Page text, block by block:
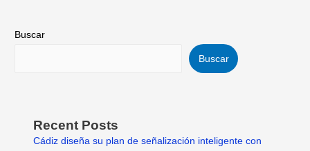
Buscar
Buscar
Recent Posts
Cádiz diseña su plan de señalización inteligente con